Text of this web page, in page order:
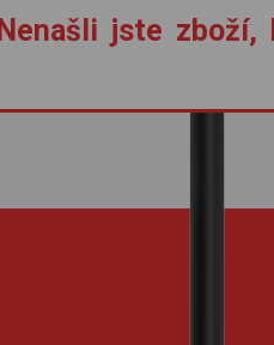
Nenašli jste zboží,